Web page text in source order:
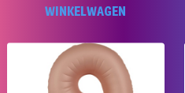
WINKELWAGEN